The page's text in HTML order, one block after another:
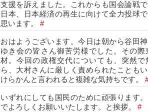
支援を訴えました。これからも国会論戦
日本、日本経済の再生に向けて全力投球
思います。 #
おはようございます。今日は朝から谷田
ゆき会の皆さん御苦労様でした。その
材。今回の政権交代についても、突然
ら、大村さんに厳しく責められたことも
けらかんと言われると複雑な気持ちです。
いずれにしても国民のために頑張ります
でよろしくお願いいたします。と挨拶。 #